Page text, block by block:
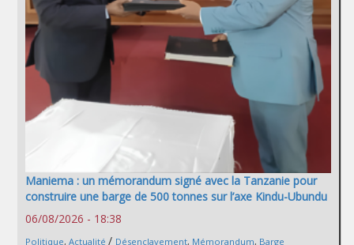
Maniema : un mémorandum signé avec la Tanzanie pour
construire une barge de 500 tonnes sur l’axe Kindu-Ubundu
06/08/2026 - 18:38
Politique, Actualité / Désenclavement, Mémorandum, Barge